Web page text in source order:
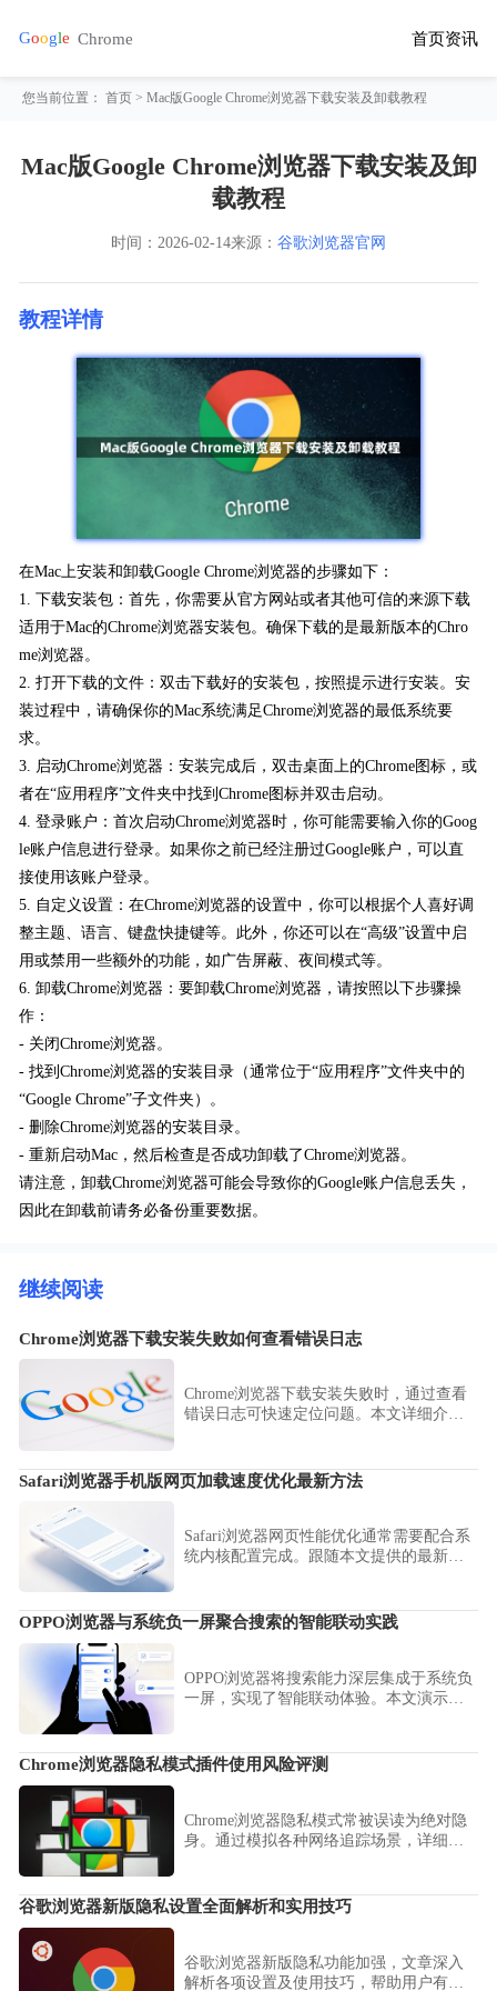
首页资讯
您当前位置：首页 > Mac版Google Chrome浏览器下载安装及卸载教程
Mac版Google Chrome浏览器下载安装及卸
载教程
时间： 2026-02-14来源： 谷歌浏览器官网
教程详情
在Mac上安装和卸载Google Chrome浏览器的步骤如下：
1. 下载安装包：首先，你需要从官方网站或者其他可信的来源下载
适用于Mac的Chrome浏览器安装包。确保下载的是最新版本的Chro
me浏览器。
2. 打开下载的文件：双击下载好的安装包，按照提示进行安装。安
装过程中，请确保你的Mac系统满足Chrome浏览器的最低系统要
求。
3. 启动Chrome浏览器：安装完成后，双击桌面上的Chrome图标，或
者在“应用程序”文件夹中找到Chrome图标并双击启动。
4. 登录账户：首次启动Chrome浏览器时，你可能需要输入你的Goog
le账户信息进行登录。如果你之前已经注册过Google账户，可以直
接使用该账户登录。
5. 自定义设置：在Chrome浏览器的设置中，你可以根据个人喜好调
整主题、语言、键盘快捷键等。此外，你还可以在“高级”设置中启
用或禁用一些额外的功能，如广告屏蔽、夜间模式等。
6. 卸载Chrome浏览器：要卸载Chrome浏览器，请按照以下步骤操
作：
- 关闭Chrome浏览器。
- 找到Chrome浏览器的安装目录（通常位于“应用程序”文件夹中的
“Google Chrome”子文件夹）。
- 删除Chrome浏览器的安装目录。
- 重新启动Mac，然后检查是否成功卸载了Chrome浏览器。
请注意，卸载Chrome浏览器可能会导致你的Google账户信息丢失，
因此在卸载前请务必备份重要数据。
继续阅读
Chrome浏览器下载安装失败如何查看错误日志
Chrome浏览器下载安装失败时，通过查看
错误日志可快速定位问题。本文详细介绍
Safari浏览器手机版网页加载速度优化最新方法
Safari浏览器网页性能优化通常需要配合系
统内核配置完成。跟随本文提供的最新加
态。
OPPO浏览器与系统负一屏聚合搜索的智能联动实践
OPPO浏览器将搜索能力深层集成于系统负
一屏，实现了智能联动体验。本文演示了
一屏到浏览器的秒级交互响应。
Chrome浏览器隐私模式插件使用风险评测
Chrome浏览器隐私模式常被误读为绝对隐
身。通过模拟各种网络追踪场景，详细评
辑，在保障日常隐私安全的同时，避免产
谷歌浏览器新版隐私设置全面解析和实用技巧
谷歌浏览器新版隐私功能加强，文章深入
解析各项设置及使用技巧，帮助用户有效